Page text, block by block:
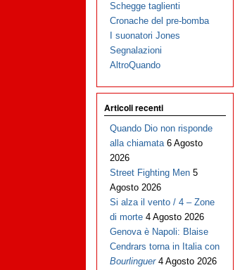
Schegge taglienti
Cronache del pre-bomba
I suonatori Jones
Segnalazioni
AltroQuando
Articoli recenti
Quando Dio non risponde
alla chiamata 6 Agosto
2026
Street Fighting Men 5
Agosto 2026
Si alza il vento / 4 – Zone
di morte 4 Agosto 2026
Genova è Napoli: Blaise
Cendrars torna in Italia con
Bourlinguer 4 Agosto 2026